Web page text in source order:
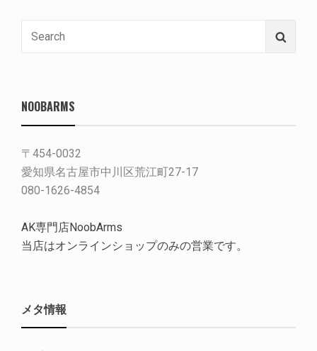
NOOBARMS
〒454-0032
愛知県名古屋市中川区荒江町27-17
080-1626-4854
AK専門店NoobArms
当店はオンラインショップのみの営業です。
メタ情報